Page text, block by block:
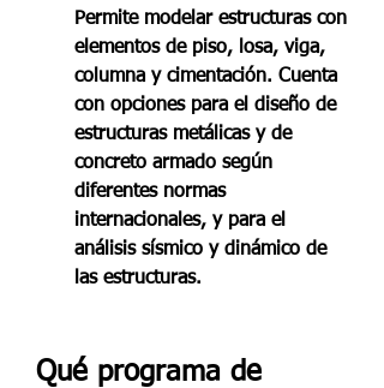
Permite modelar estructuras con
elementos de piso, losa, viga,
columna y cimentación. Cuenta
con opciones para el diseño de
estructuras metálicas y de
concreto armado según
diferentes normas
internacionales, y para el
análisis sísmico y dinámico de
las estructuras.
Qué programa de